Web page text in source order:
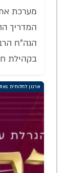
מערכת
המדריך
הגה"ח
בקהילת
ארגון לחלוחית